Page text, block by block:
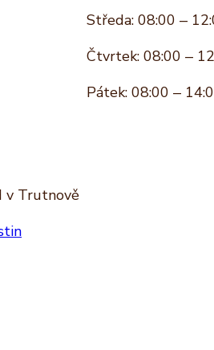
Středa: 08:00 –
Čtvrtek: 08:00 –
Pátek: 08:00 –
v Trutnově